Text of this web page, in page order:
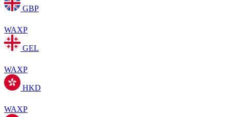
GBP
WAXP
GEL
WAXP
HKD
WAXP